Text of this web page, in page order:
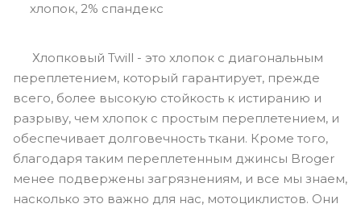
хлопок, 2% спандекс
Хлопковый Twill - это хлопок с диагональным
переплетением, который гарантирует, прежде
всего, более высокую стойкость к истиранию и
разрыву, чем хлопок с простым переплетением, и
обеспечивает долговечность ткани. Кроме того,
благодаря таким переплетенным джинсы Broger
менее подвержены загрязнениям, и все мы знаем,
насколько это важно для нас, мотоциклистов. Они